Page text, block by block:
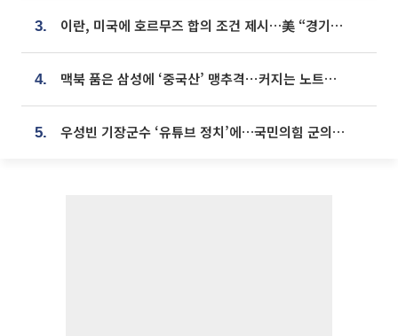
3. 이란, 미국에 호르무즈 합의 조건 제시…美 “경기 아직 안 끝나” [종합]
4. 맥북 품은 삼성에 ‘중국산’ 맹추격⋯커지는 노트북 OLED 시장
5. 우성빈 기장군수 ‘유튜브 정치’에…국민의힘 군의원들 집단 반발